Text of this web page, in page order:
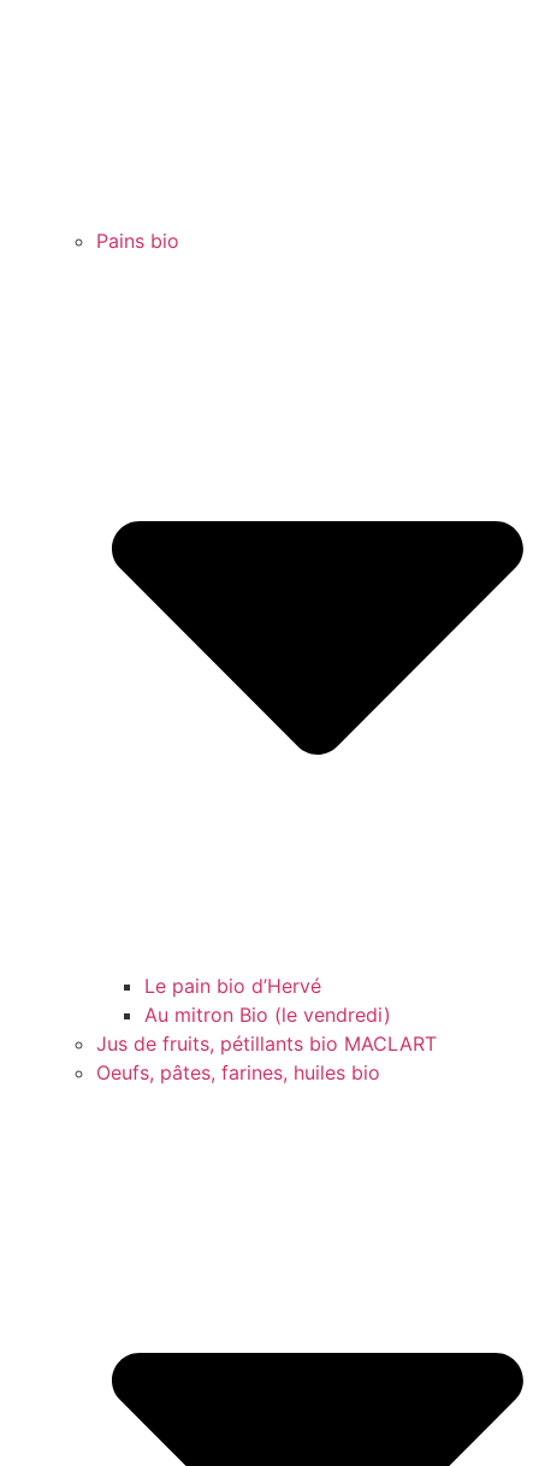
Pains bio
Le pain bio d’Hervé
Au mitron Bio (le vendredi)
Jus de fruits, pétillants bio MACLART
Oeufs, pâtes, farines, huiles bio